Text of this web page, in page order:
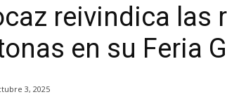
reivindica las
en su Feria
3, 2025